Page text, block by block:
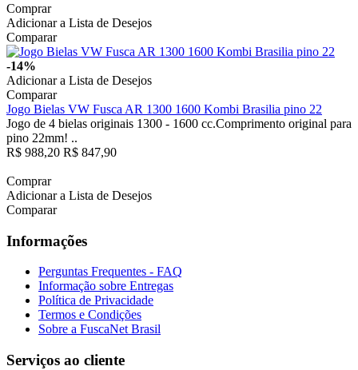
Comprar
Adicionar a Lista de Desejos
Comparar
-14%
Adicionar a Lista de Desejos
Comparar
Jogo Bielas VW Fusca AR 1300 1600 Kombi Brasilia pino 22
Jogo de 4 bielas originais 1300 - 1600 cc.Comprimento original para
pino 22mm! ..
R$ 988,20 R$ 847,90
Comprar
Adicionar a Lista de Desejos
Comparar
Informações
Perguntas Frequentes - FAQ
Informação sobre Entregas
Política de Privacidade
Termos e Condições
Sobre a FuscaNet Brasil
Serviços ao cliente